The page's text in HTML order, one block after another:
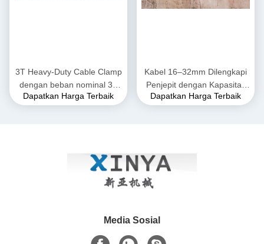
3T Heavy-Duty Cable Clamp
dengan beban nominal 30
kN untuk Konduktor 16
Dapatkan Harga Terbaik
Kabel 16–32mm Dilengkapi
Penjepit dengan Kapasitas
Tarik 3T untuk Pemasangan
Dapatkan Harga Terbaik
Media Sosial